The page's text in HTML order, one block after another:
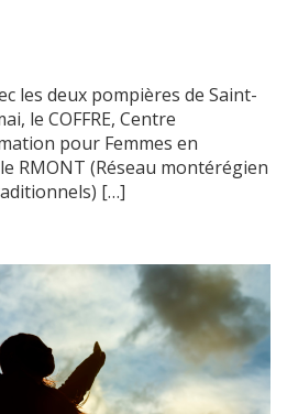
les deux pompières de Saint-
le COFFRE, Centre
pour Femmes en
RMONT (Réseau montérégien
[…]